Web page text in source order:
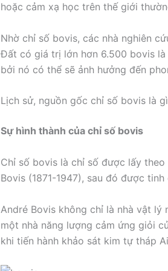
hoặc cảm xạ học trên thế giới
Nhờ chỉ số bovis, các nhà nghiên
Đất có giá trị lớn hơn 6.500 bovis
bởi nó có thể sẽ ảnh hưởng đến
Lịch sử, nguồn gốc chỉ số bovis là
Sự hình thành của chỉ số bovis
Chỉ số bovis là chỉ số được lấy
Bovis (1871-1947), sau đó được
André Bovis không chỉ là nhà vật lý
một nhà năng lượng cảm ứng giỏi
khi tiến hành khảo sát kim tự tháp